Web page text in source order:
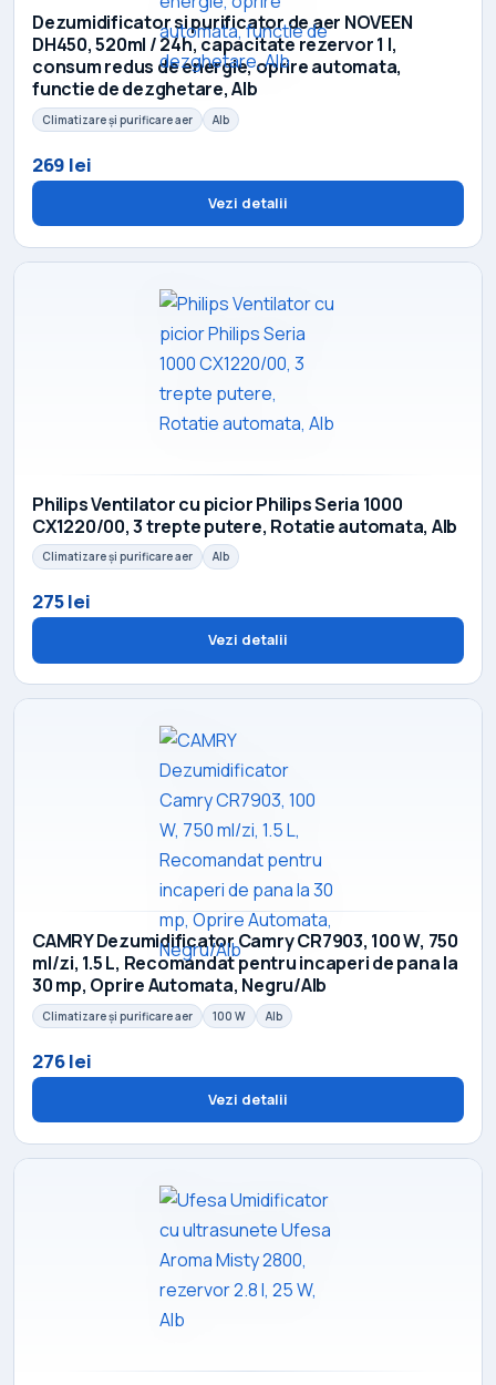
Dezumidificator si purificator de aer NOVEEN
DH450, 520ml / 24h, capacitate rezervor 1 l,
consum redus de energie, oprire automata,
functie de dezghetare, Alb
Climatizare și purificare aer Alb
269 lei
Vezi detalii
Philips Ventilator cu picior Philips Seria 1000
CX1220/00, 3 trepte putere, Rotatie automata, Alb
Climatizare și purificare aer Alb
275 lei
Vezi detalii
CAMRY Dezumidificator Camry CR7903, 100 W, 750
ml/zi, 1.5 L, Recomandat pentru incaperi de pana la
30 mp, Oprire Automata, Negru/Alb
Climatizare și purificare aer 100 W Alb
276 lei
Vezi detalii